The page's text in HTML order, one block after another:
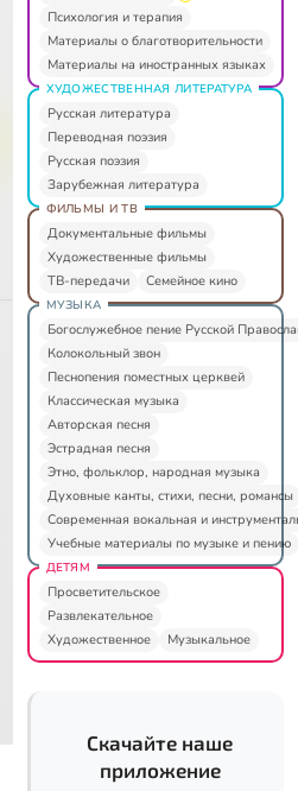
Психология и терапия
Материалы о благотворительности
Материалы на иностранных языках
ХУДОЖЕСТВЕННАЯ ЛИТЕРАТУРА
Русская литература
Переводная поэзия
Русская поэзия
Зарубежная литература
ФИЛЬМЫ И ТВ
Документальные фильмы
Художественные фильмы
ТВ-передачи
Семейное кино
МУЗЫКА
Богослужебное пение Русской
Колокольный звон
Песнопения поместных церквей
Классическая музыка
Авторская песня
Эстрадная песня
Этно, фольклор, народная музыка
Духовные канты, стихи, песни, романсы
Современная вокальная и
Учебные материалы по музыке и пению
ДЕТЯМ
Просветительское
Развлекательное
Художественное
Музыкальное
Скачайте наше
приложение